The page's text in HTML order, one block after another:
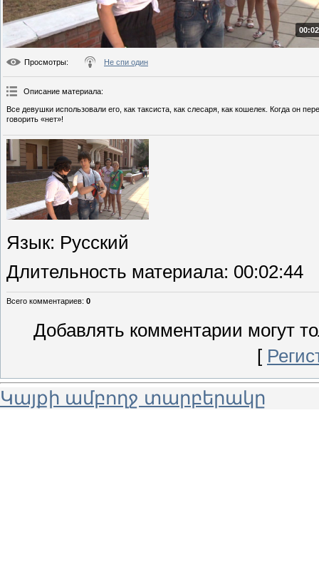
Просмотры: Не спи один
Описание материала:
Все девушки использовали его, как таксиста, как слесаря, как кошелек. Когда он
говорить «нет»!
Язык: Русский
Длительность материала: 00:02:44
Всего комментариев: 0
Добавлять комментарии могут
[
Կայքի ամբողջ տարբերակը